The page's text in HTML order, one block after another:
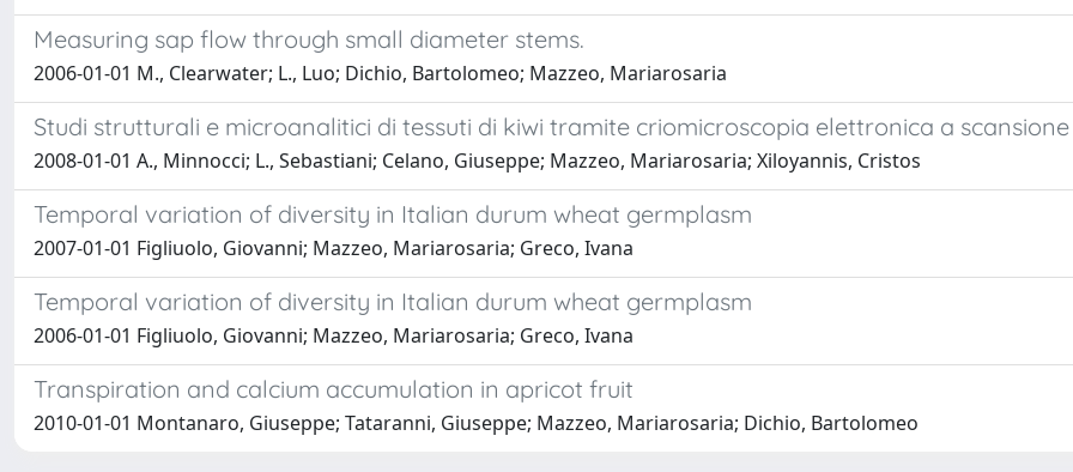
Measuring sap flow through small diameter stems.
2006-01-01 M., Clearwater; L., Luo; Dichio, Bartolomeo; Mazzeo, Mariarosaria
Studi strutturali e microanalitici di tessuti di kiwi tramite criomicroscopia elettronica a
2008-01-01 A., Minnocci; L., Sebastiani; Celano, Giuseppe; Mazzeo, Mariarosaria; Xiloyannis, Cristos
Temporal variation of diversity in Italian durum wheat germplasm
2007-01-01 Figliuolo, Giovanni; Mazzeo, Mariarosaria; Greco, Ivana
Temporal variation of diversity in Italian durum wheat germplasm
2006-01-01 Figliuolo, Giovanni; Mazzeo, Mariarosaria; Greco, Ivana
Transpiration and calcium accumulation in apricot fruit
2010-01-01 Montanaro, Giuseppe; Tataranni, Giuseppe; Mazzeo, Mariarosaria; Dichio, Bartolomeo